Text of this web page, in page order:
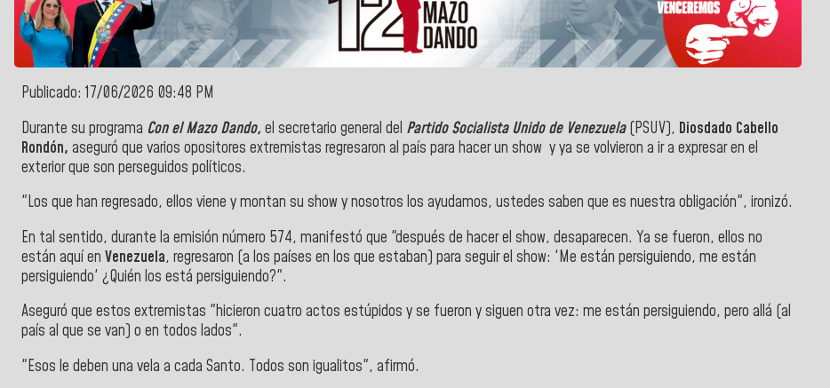
Publicado: 17/06/2026 09:48 PM
Durante su programa Con el Mazo Dando, el secretario general del Partido Socialista Unido de Venezuela(PSUV), Diosdado Cabello
Rondón, aseguró que varios opositores extremistas regresaron al país para hacer un show y ya se volvieron a ir a expresar en el
exterior que son perseguidos políticos.
"Los que han regresado, ellos viene y montan su show y nosotros los ayudamos, ustedes saben que es nuestra obligación", ironizó.
En tal sentido, durante la emisión número 574, manifestó que "después de hacer el show, desaparecen. Ya se fueron, ellos no
están aquí en Venezuela, regresaron (a los países en los que estaban) para seguir el show: 'Me están persiguiendo, me están
persiguiendo' ¿Quién los está persiguiendo?".
Aseguró que estos extremistas "hicieron cuatro actos estúpidos y se fueron y siguen otra vez: me están persiguiendo, pero allá (al
país al que se van) o en todos lados".
"Esos le deben una vela a cada Santo. Todos son igualitos", afirmó.